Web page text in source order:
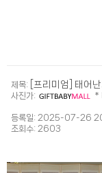
제목: [프리미엄] 태어난
사진가: *
등록일: 2025-07-26
조회수: 2603